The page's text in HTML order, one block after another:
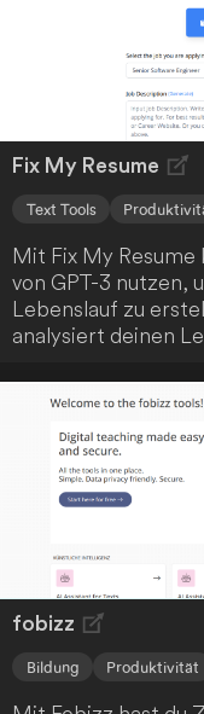
Fix My Resume
Text Tools
Mit Fix My Resume
von GPT-3 nutzen,
Lebenslauf zu
analysiert deinen
personalisierte
Erfolgsaussichten
deine Job-Suche
Traumjob!
fobizz
Bildung Produktivität